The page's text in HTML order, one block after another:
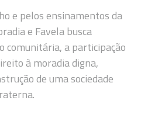
e pelos ensinamentos da
e Favela busca
comunitária, a participação
à moradia digna,
de uma sociedade